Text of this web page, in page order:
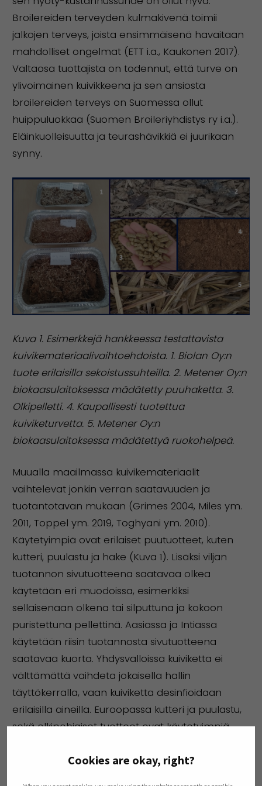
Cookies are okay, right?
Broilereiden terveyden kulmakivenä toimii
jalkojen terveys, joista ensimmäisenä havaitaan
mahdolliset ongelmat (ETT i.a., Kaukonen 2017).
Valtaosa tuottajista on todennut, että turve on
ylivoimainen kuivikkeena ja sen ansiosta
broilereiden terveys on Suomessa ollut
huippuluokkaa (Suomen Broileriyhdistys ry i.a.).
Eläinkuolleisuutta ja teurashävikkiä ei juurikaan
synny.
Kuva 1. Esimerkkejä hankkeessa testattavista
kuivikemateriaalivaihtoehdoista. 1. Biolan Oy:n
tuote erilaisilla sekoistussuhteilla. 2. Metener Oy:n
biokaasulaitoksessa mädätetty puuhaketta. 3.
Olkipelletti. 4. Kaupallisesti tuotettua
kuiviketurvetta. 5. Metener Oy:n
biokaasulaitoksessa mädätettyä ruokohelpeä.
Muualla maailmassa kuivikemateriaalit
vaihtelevat jonkin verran saatavuuden ja
tuotantotavan mukaan (Grimes 2004, Miles ym.
2011, Toppel ym. 2019, Toghyani ym. 2010).
Käytetyimpiä ovat erilaiset puutuotteet, kuten
kutteri, puulastu ja hake (Kuva 1). Lisäksi viljan
tuotannon sivutuotteena saatavaa olkea
käytetään eri muodoissa, esimerkiksi
sellaisenaan olkena tai silputtuna ja kokoon
puristettuna pellettinä. Aasiassa ja Intiassa
käytetään riisin tuotannosta sivutuotteena
saatavaa kuorta. Yhdysvalloissa kuiviketta ei
välttämättä vaihdeta jokaisella hallin
täyttökerralla, vaan kuiviketta desinfioidaan
erilaisilla aineilla. Euroopassa kutteri ja puulastu,
sekä olkipohjaiset tuotteet ovat käytetyimpiä
lainsäädäntö sekä tuotannon erilaisuus